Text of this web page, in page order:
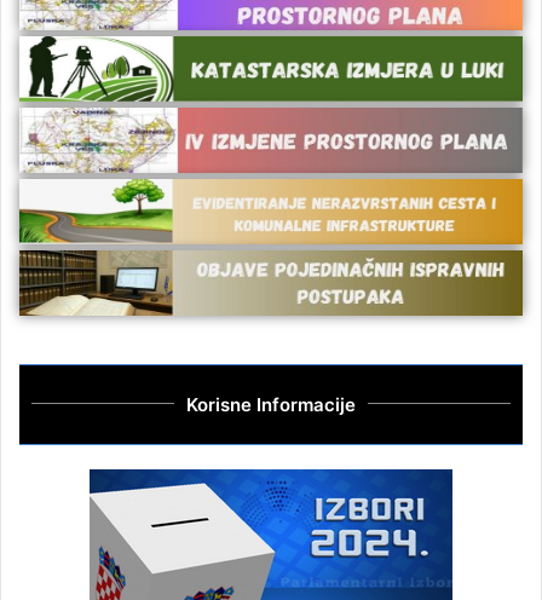
Korisne Informacije